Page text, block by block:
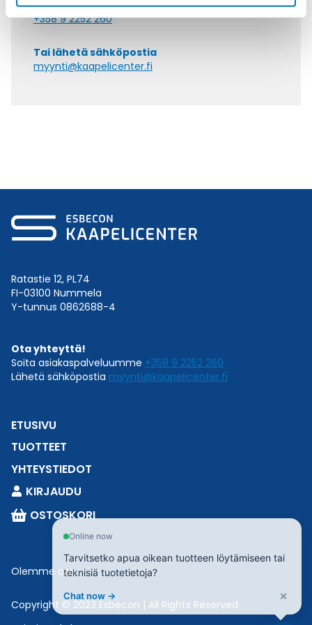
Soita asiakaspalveluumme ark. 8-16
+358 9 2252 260
Tai lähetä sähköpostia
myynti@kaapelicenter.fi
Ratastie 12, PL74
FI-03100 Nummela
Y-tunnus 0862688-4
Ota yhteyttä!
Soita asiakaspalveluumme +358 9 2252 260
Lähetä sähköpostia myynti@kaapelicenter.fi
ETUSIVU
TUOTTEET
YHTEYSTIEDOT
KIRJAUDU
OSTOSKORI
Olemme osaEsbeconia.
Copyright © 2023 Esbecon | All Rights Reserved
Online now
Tarvitsetko apua oikean tuotteen löytämiseen tai
teknisiä tuotetietoja?
Chat now → ×